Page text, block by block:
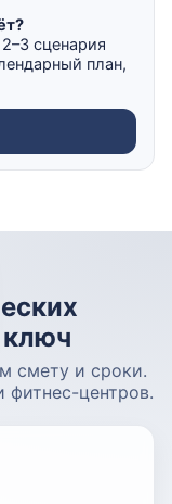
сценария
план,
смету и сроки.
фитнес-центров.